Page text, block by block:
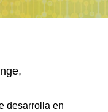
desarrolla en